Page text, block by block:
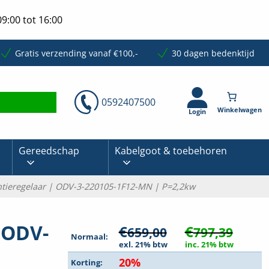
tot 16:00
Gratis verzending vanaf €100,- 30 dagen bedenktijd
0592407500
Login
Gereedschap Kabelgoot & toebehoren
| ODV-3-220105-1F12-MN | P=2,2kw
Normaal: €659,00
exl. 21% btw
€797,39
inc. 21% btw
Korting:
20%